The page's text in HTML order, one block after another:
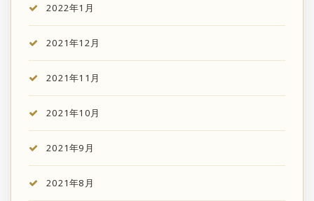
2022年1月
2021年12月
2021年11月
2021年10月
2021年9月
2021年8月